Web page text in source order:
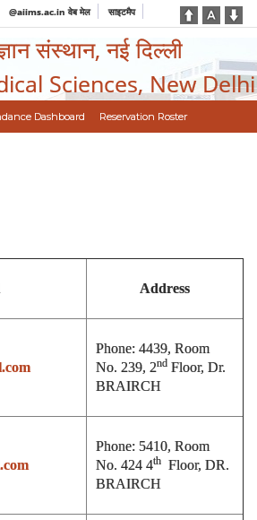
@aiims.ac.in वेब मेल साइटमैप
संस्थान, नई दिल्ली
Sciences, New Delhi
Dashboard Reservation Roster
Address
Phone: 4439, Room
No. 239, 2ndFloor, Dr.
BRAIRCH
Phone: 5410, Room
No. 424 4thFloor, DR.
BRAIRCH